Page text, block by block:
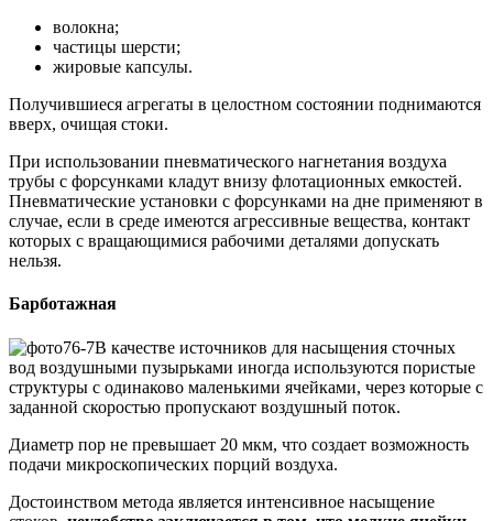
волокна;
частицы шерсти;
жировые капсулы.
Получившиеся агрегаты в целостном состоянии поднимаются
вверх, очищая стоки.
При использовании пневматического нагнетания воздуха
трубы с форсунками кладут внизу флотационных емкостей.
Пневматические установки с форсунками на дне применяют в
случае, если в среде имеются агрессивные вещества, контакт
которых с вращающимися рабочими деталями допускать
нельзя.
Барботажная
В качестве источников для насыщения сточных
вод воздушными пузырьками иногда используются пористые
структуры с одинаково маленькими ячейками, через которые с
заданной скоростью пропускают воздушный поток.
Диаметр пор не превышает 20 мкм, что создает возможность
подачи микроскопических порций воздуха.
Достоинством метода является интенсивное насыщение